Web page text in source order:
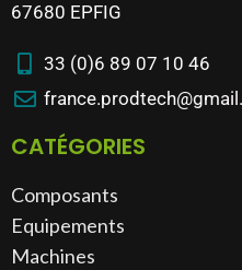
67680 EPFIG
33 (0)6 89 07 10 46
CATÉGORIES
Composants
Equipements
Machines